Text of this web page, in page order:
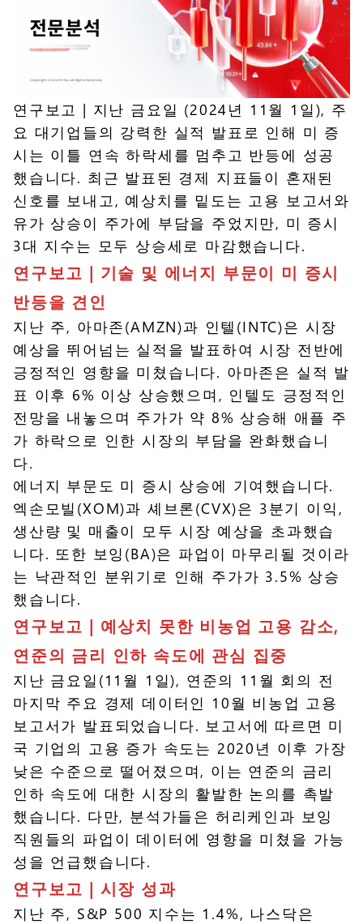
연구보고 | 지난 금요일 (2024년 11월 1일), 주
요 대기업들의 강력한 실적 발표로 인해 미 증
시는 이틀 연속 하락세를 멈추고 반등에 성공
했습니다. 최근 발표된 경제 지표들이 혼재된
신호를 보내고, 예상치를 밑도는 고용 보고서와
유가 상승이 주가에 부담을 주었지만, 미 증시
3대 지수는 모두 상승세로 마감했습니다.
연구보고 | 기술 및 에너지 부문이 미 증시
반등을 견인
지난 주, 아마존(AMZN)과 인텔(INTC)은 시장
예상을 뛰어넘는 실적을 발표하여 시장 전반에
긍정적인 영향을 미쳤습니다. 아마존은 실적 발
표 이후 6% 이상 상승했으며, 인텔도 긍정적인
전망을 내놓으며 주가가 약 8% 상승해 애플 주
가 하락으로 인한 시장의 부담을 완화했습니
다.
에너지 부문도 미 증시 상승에 기여했습니다.
엑손모빌(XOM)과 셰브론(CVX)은 3분기 이익,
생산량 및 매출이 모두 시장 예상을 초과했습
니다. 또한 보잉(BA)은 파업이 마무리될 것이라
는 낙관적인 분위기로 인해 주가가 3.5% 상승
했습니다.
연구보고 | 예상치 못한 비농업 고용 감소,
연준의 금리 인하 속도에 관심 집중
지난 금요일(11월 1일), 연준의 11월 회의 전
마지막 주요 경제 데이터인 10월 비농업 고용
보고서가 발표되었습니다. 보고서에 따르면 미
국 기업의 고용 증가 속도는 2020년 이후 가장
낮은 수준으로 떨어졌으며, 이는 연준의 금리
인하 속도에 대한 시장의 활발한 논의를 촉발
했습니다. 다만, 분석가들은 허리케인과 보잉
직원들의 파업이 데이터에 영향을 미쳤을 가능
성을 언급했습니다.
연구보고 | 시장 성과
지난 주, S&P 500 지수는 1.4%, 나스닥은